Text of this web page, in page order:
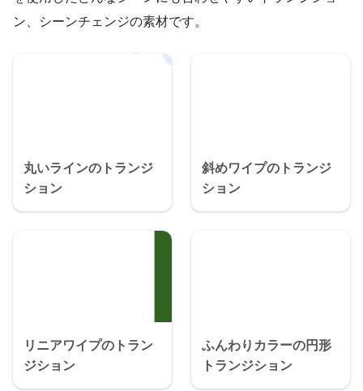
ン、シーンチェンジの素材です。
丸いラインのトランジ
ション
斜めワイプのトランジ
ション
リニアワイプのトラン
ジション
ふんわりカラーの円形
トランジション